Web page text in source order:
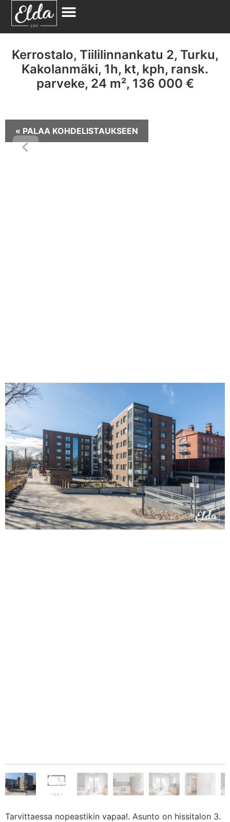
Kerrostalo, Tiililinnankatu 2, Turku,
Kakolanmäki, 1h, kt, kph, ransk.
parveke, 24 m², 136 000 €
« PALAA KOHDELISTAUKSEEN
Tarvittaessa nopeastikin vapaa!. Asunto on hissitalon 3.